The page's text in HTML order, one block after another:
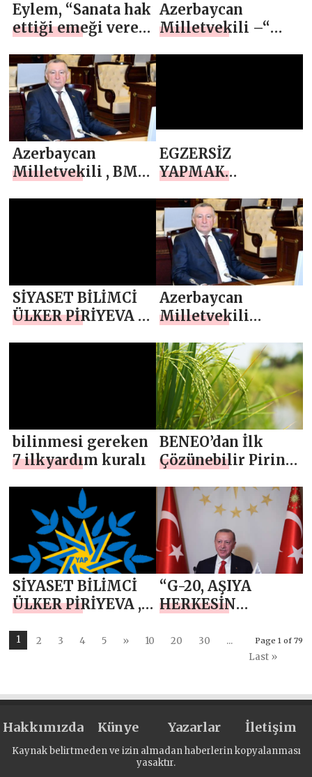
Eylem, “Sanata hak
ettiği emeği veren
hak eder”
Azerbaycan
Milletvekili –“
Azerbaycan
Milletvekili , BM
yarattık”
EGZERSİZ
YAPMAK
SİSTEMİNİ
GÜÇLENDİRİR
SİYASET BİLİMCİ
ÜLKER PİRİYEVA ,
Azerbaycan
Milletvekili
Memmedov,
“Fransa,
Azerbaycan’a
yönelik
önyargılara son
ver!”
bilinmesi gereken
7 ilkyardım kuralı
BENEO’dan İlk
Çözünebilir Pirinç
SİYASET BİLİMCİ
ÜLKER PİRİYEVA ,“
YÜZYILDA
ZAFER ”
“G-20, AŞIYA
HERKESİN
ERİŞİMİNİ
GÜVENCE ALTINA
Page 1 of 79
1 2 3 4 5 » 10 20 30
...
Last »
Hakkımızda Künye Yazarlar İletişim
Kaynak belirtmeden ve izin almadan haberlerin kopyalanması
yasaktır.